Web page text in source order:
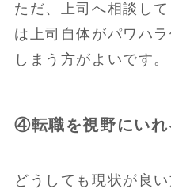
ただ、上司へ相談し
は上司自体がパワハ
しまう方がよいです。
④転職を視野にいれ
どうしても現状が良